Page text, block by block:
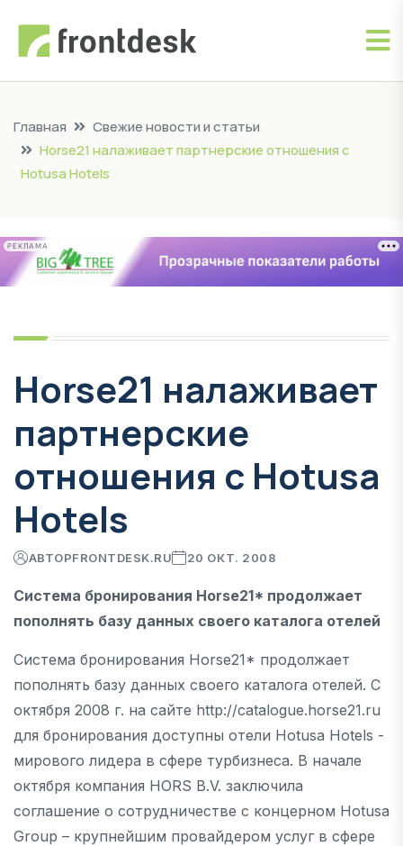
Главная
Свежие новости и статьи
Horse21 налаживает партнерские отношения с
Hotusa Hotels
РЕКЛАМА
Horse21 налаживает
партнерские
отношения с Hotusa
Hotels
АВТОРFRONTDESK.RU 20 ОКТ. 2008
Система бронирования Horse21* продолжает
пополнять базу данных своего каталога отелей
Система бронирования Horse21* продолжает
пополнять базу данных своего каталога отелей. С
октября 2008 г. на сайте http://catalogue.horse21.ru
для бронирования доступны отели Hotusa Hotels -
мирового лидера в сфере турбизнеса. В начале
октября компания HORS B.V. заключила
соглашение о сотрудничестве с концерном Hotusa
Group – крупнейшим провайдером услуг в сфере